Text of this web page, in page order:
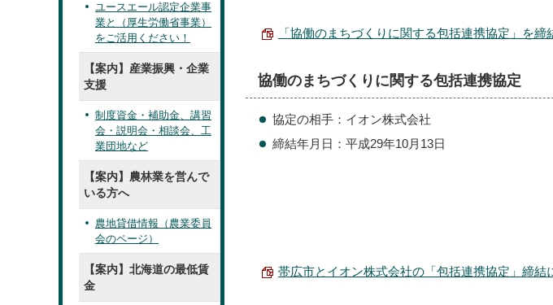
「協働のまちづくりに関する包括連携協定」を締
協働のまちづくりに関する包括連携協定
協定の相手：イオン株式会社
締結年月日：平成29年10月13日
帯広市とイオン株式会社の「包括連携協定」締結
ユースエール認定企業事
業と（厚生労働省事業）
をご活用ください！
【案内】産業振興・企業
支援
制度資金・補助金、講習
会・説明会・相談会、工
業団地など
【案内】農林業を営んで
いる方へ
農地貸借情報（農業委員
会のページ）
【案内】北海道の最低賃
金